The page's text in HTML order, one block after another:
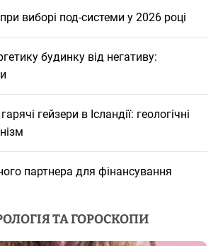
виборі под-системи у 2026 році
будинку від негативу:
гейзери в Ісландії: геологічні
партнера для фінансування
ТА ГОРОСКОПИ